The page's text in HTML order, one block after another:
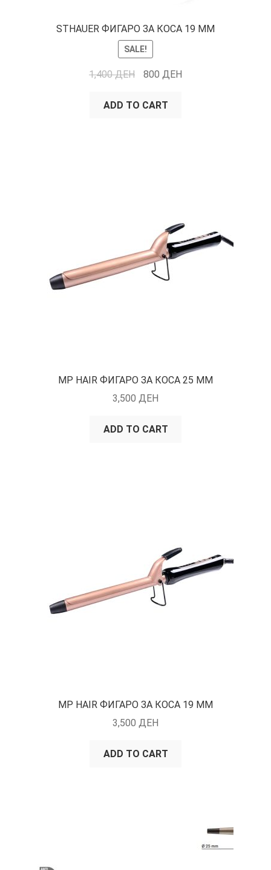
STHAUER ФИГАРО ЗА КОСА 19 ММ
SALE!
1,400ДЕН 800 ДЕН
ADD TO CART
MP HAIR ФИГАРО ЗА КОСА 25 ММ
3,500 ДЕН
ADD TO CART
MP HAIR ФИГАРО ЗА КОСА 19 ММ
3,500 ДЕН
ADD TO CART